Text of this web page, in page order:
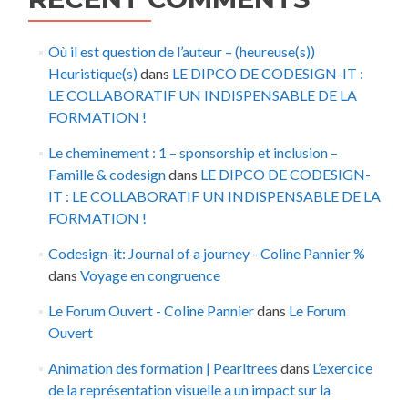
Où il est question de l’auteur – (heureuse(s))
Heuristique(s)dans LE DIPCO DE CODESIGN-IT :
LE COLLABORATIF UN INDISPENSABLE DE LA
FORMATION !
Le cheminement : 1 – sponsorship et inclusion –
Famille & codesigndans LE DIPCO DE CODESIGN-
IT : LE COLLABORATIF UN INDISPENSABLE DE LA
FORMATION !
Codesign-it: Journal of a journey - Coline Pannier %
dans Voyage en congruence
Le Forum Ouvert - Coline Pannierdans Le Forum
Ouvert
Animation des formation | Pearltrees dans L’exercice
de la représentation visuelle a un impact sur la